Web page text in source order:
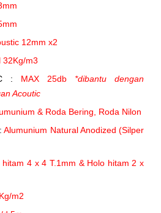
12mm x2
32Kg/m3
: MAX 25db *dibantu dengan
Acoutic
& Roda Bering, Roda Nilon
Alumunium Natural Anodized (Silper
hitam 4 x 4 T.1mm & Holo hitam 2 x
m2